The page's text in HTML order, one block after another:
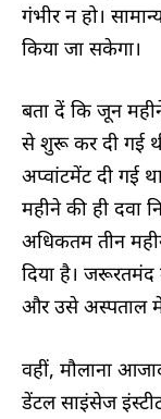
गंभीर न हो।
किया जा सकेगा।
बता दें कि जून
से शुरू कर दी गई
अप्वांटमेंट दी गई
महीने की ही दवा
अधिकतम तीन
दिया है। जरूरतमंद
और उसे अस्पताल में
वहीं, मौलाना
डेंटल साइंसेज